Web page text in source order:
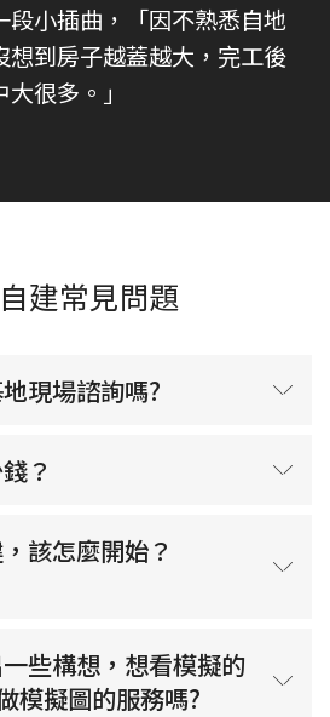
段小插曲，「因不熟悉自地
想到房子越蓋越大，完工後
很多。」
建常見問題
現場諮詢嗎?
？
，該怎麼開始？
些構想，想看模擬的
模擬圖的服務嗎?